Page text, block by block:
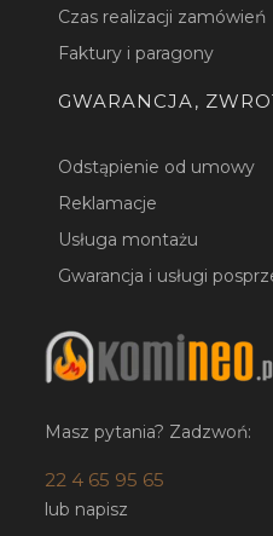
Czas realizacji zamówień
Faktury i paragony
GWARANCJA,
Odstąpienie od umowy
Reklamacje
Usługa montażu
Gwarancja i usługi
Masz pytania? Zadzwoń:
22 4 65 95 65
lub napisz